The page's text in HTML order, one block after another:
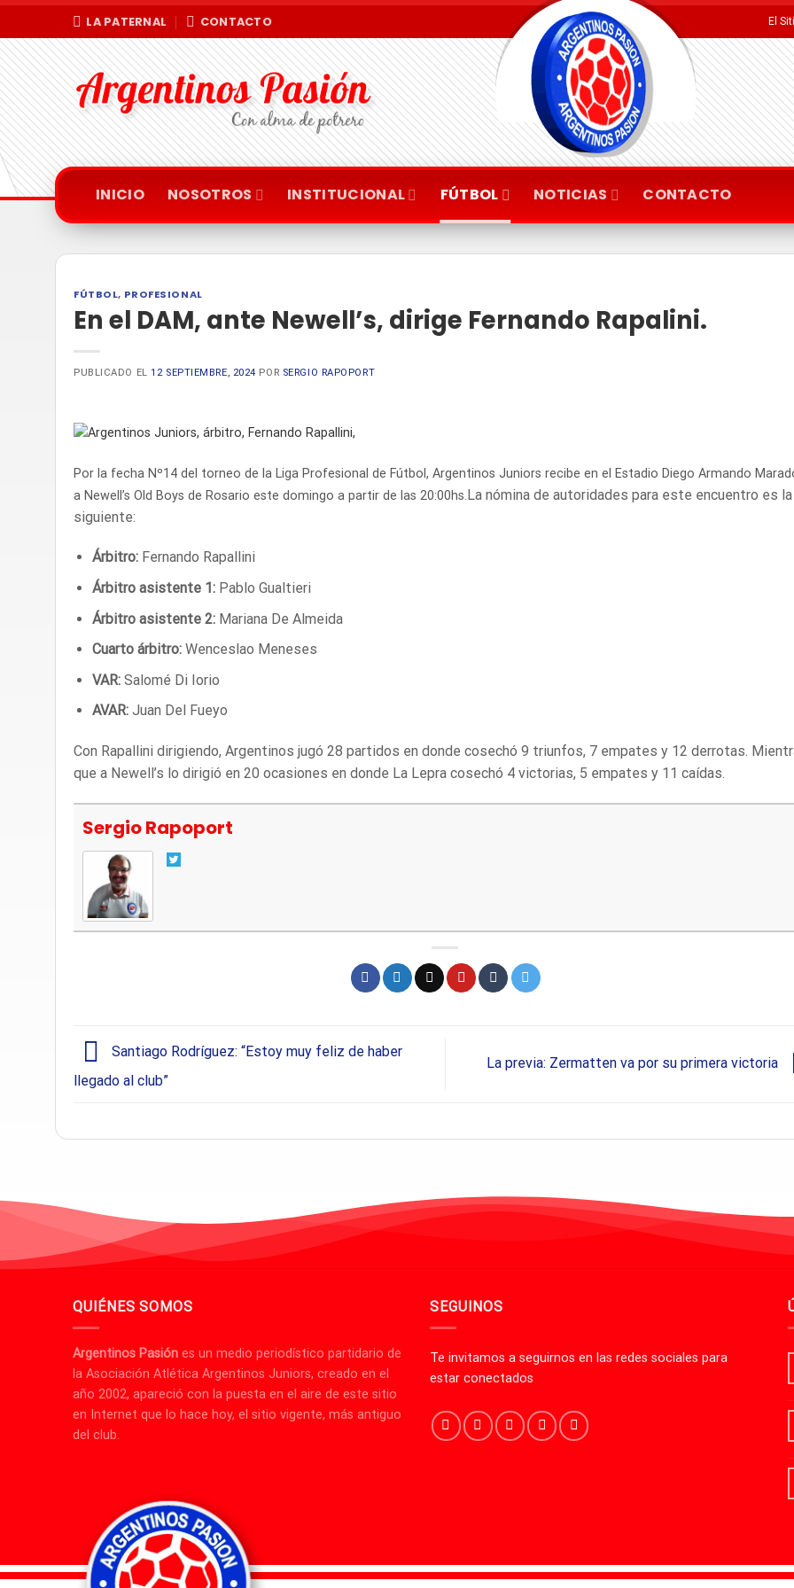
Saltar
contenido
LA PATERNAL CONTACTO El
INICIO NOSOTROS INSTITUCIONAL FÚTBOL NOTICIAS CONTACTO
FÚTBOL, PROFESIONAL
En el DAM, ante Newell’s, dirige Fernando Rapalini.
PUBLICADO EL12 SEPTIEMBRE, 2024 POR SERGIO RAPOPORT
Por la fecha Nº14 del torneo de la Liga Profesional de Fútbol, Argentinos Juniors recibe en el Estadio Diego Armando
a Newell’s Old Boys de Rosario este domingo a partir de las 20:00hs.La nómina de autoridades para este encuentro es la
siguiente:
Árbitro:Fernando Rapallini
Árbitro asistente 1:Pablo Gualtieri
Árbitro asistente 2:Mariana De Almeida
Cuarto árbitro:Wenceslao Meneses
VAR:Salomé Di Iorio
AVAR:Juan Del Fueyo
Con Rapallini dirigiendo, Argentinos jugó 28 partidos en donde cosechó 9 triunfos, 7 empates y 12 derrotas.
que a Newell’s lo dirigió en 20 ocasiones en donde La Lepra cosechó 4 victorias, 5 empates y 11 caídas.
Sergio Rapoport
Santiago Rodríguez: “Estoy muy feliz de haber
llegado al club”
La previa: Zermatten va por su primera victoria
QUIÉNES SOMOS
Argentinos Pasión es un medio periodístico partidario de
la Asociación Atlética Argentinos Juniors, creado en el
año 2002, apareció con la puesta en el aire de este sitio
en Internet que lo hace hoy, el sitio vigente, más antiguo
del club.
SEGUINOS
Te invitamos a seguirnos en las redes sociales para
estar conectados